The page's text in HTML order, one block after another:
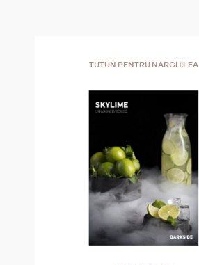
TUTUN PENTRU NARGHILEA